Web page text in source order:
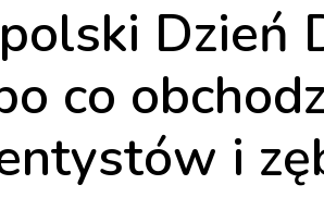
Dzień
co
i